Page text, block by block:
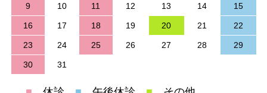
9 10 11 12 13 14 15
16 17 18 19 20 21 22
23 24 25 26 27 28 29
30 31